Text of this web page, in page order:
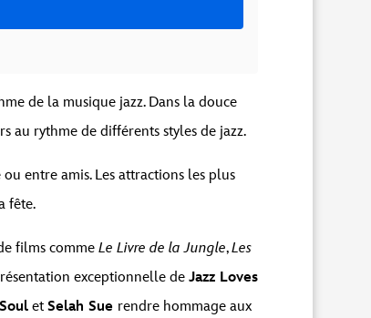
de la musique jazz. Dans la douce
au rythme de différents styles de jazz.
entre amis. Les attractions les plus
fête.
films comme Le Livre de la Jungle,Les
exceptionnelle de Jazz Loves
et Selah Sue rendre hommage aux